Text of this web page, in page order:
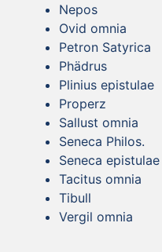
Nepos
Ovid omnia
Petron Satyrica
Phädrus
Plinius epistulae
Properz
Sallust omnia
Seneca Philos.
Seneca epistulae
Tacitus omnia
Tibull
Vergil omnia